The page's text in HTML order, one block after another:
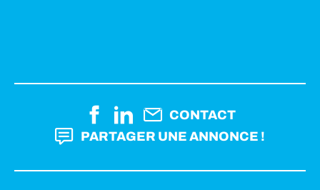
CONTACT
PARTAGER UNE ANNONCE !